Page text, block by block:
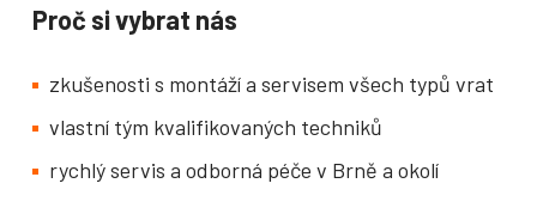
Proč si vybrat nás
zkušenosti s montáží a servisem všech typů vrat
vlastní tým kvalifikovaných techniků
rychlý servis a odborná péče v Brně a okolí